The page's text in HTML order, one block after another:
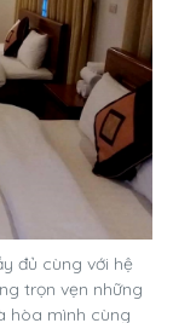
đủ cùng với hệ
trọn vẹn những
hòa mình cùng